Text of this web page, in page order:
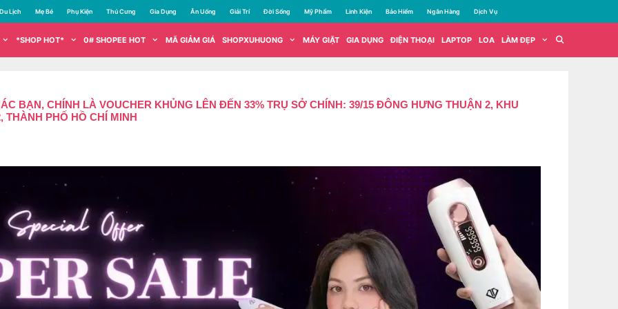
Du Lịch Mẹ Bé Phụ Kiện Thú Cưng Gia Dụng Ăn Uống Giải Trí Đời Sống Mỹ Phẩm Linh Kiện Bảo Hiểm Ngân Hàng Dịch Vụ
*SHOP HOT* 0# SHOPEE HOT MÃ GIẢM GIÁ SHOPXUHUONG MÁY GIẶT GIA DỤNG ĐIỆN THOẠI LAPTOP LOA LÀM ĐẸP
BẠN, CHÍNH LÀ VOUCHER KHỦNG LÊN ĐẾN 33% TRỤ SỞ CHÍNH: 39/15 ĐÔNG HƯNG THUẬN 2, KHU
THÀNH PHỐ HỒ CHÍ MINH